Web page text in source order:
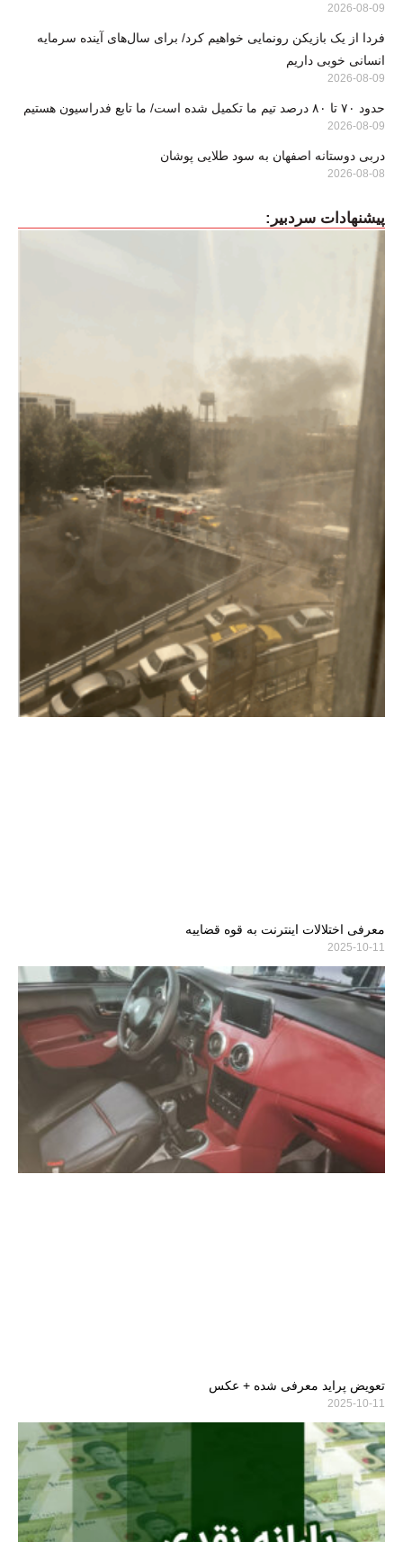
2026-08-09
فردا از یک بازیکن رونمایی خواهیم کرد/ برای سال‌های آینده سرمایه
انسانی خوبی داریم
2026-08-09
حدود ۷۰ تا ۸۰ درصد تیم ما تکمیل شده است/ ما تابع فدراسیون هستیم
2026-08-09
دربی دوستانه اصفهان به سود طلایی پوشان
2026-08-08
پیشنهادات سردبیر:
معرفی اختلالات اینترنت به قوه قضاییه
2025-10-11
تعویض پراید معرفی شده + عکس
2025-10-11